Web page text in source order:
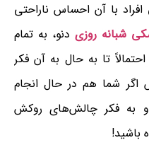
با آن احساس ناراحتی
شبانه روزی دنو، به تمام
تا به حال به آن فکر
اگر شما هم در حال انجام
و به فکر چالش‌های روکش
باشید!